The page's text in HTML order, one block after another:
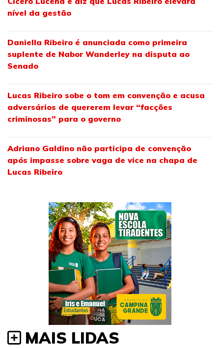
nível da gestão
Daniella Ribeiro é anunciada como primeira
suplente de Nabor Wanderley na disputa ao
Senado
Lucas Ribeiro sobe o tom em convenção e acusa
adversários de quererem levar “facções
criminosas” para o governo
Adriano Galdino não participa de convenção
após impasse sobre vaga de vice na chapa de
Lucas Ribeiro
MAIS LIDAS